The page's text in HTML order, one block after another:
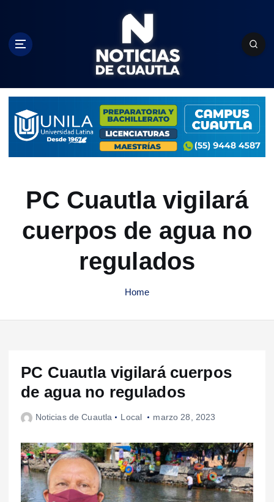
c
PC Cuautla vigilará
cuerpos de agua no
regulados
Home
PC Cuautla vigilará cuerpos
de agua no regulados
Noticias de Cuautla Local marzo 28, 2023